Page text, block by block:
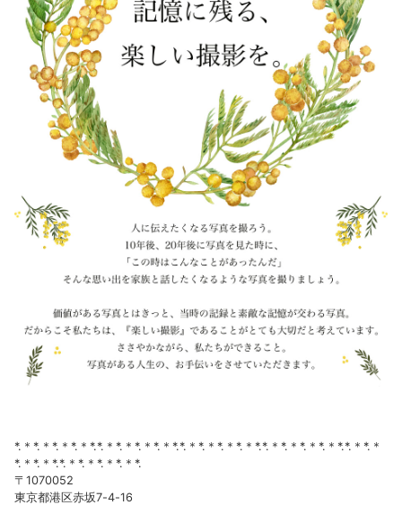
*.＊*.＊*.＊*.＊*.*.＊*.＊*.＊*.＊*.*.＊*.＊*.＊*.＊*.*.＊*.＊*.＊*.＊*.*.＊*.＊
*.＊*.＊*.*.＊*.＊*.＊*.＊*.
〒1070052
東京都港区赤坂7-4-16